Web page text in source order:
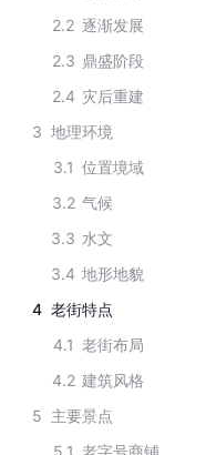
2.2 逐渐发展
2.3 鼎盛阶段
2.4 灾后重建
3 地理环境
3.1 位置境域
3.2 气候
3.3 水文
3.4 地形地貌
4 老街特点
4.1 老街布局
4.2 建筑风格
5 主要景点
5.1 老字号商铺